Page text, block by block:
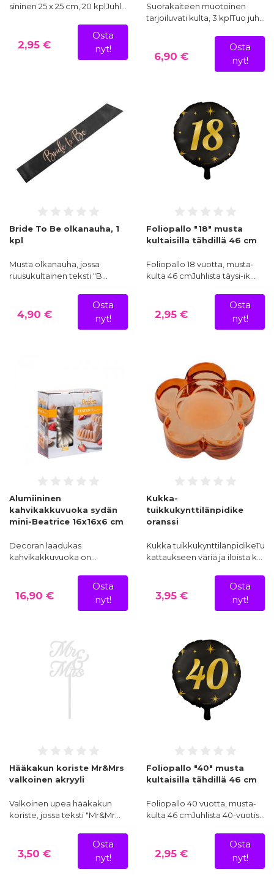
sininen 25 x 25 cm, 20 kplJuhl…
2,95 €
Osta
nyt!
Suorakaiteen muotoinen
tarjoiluvati kulta, 3 kplTuo juh…
6,90 €
Osta
nyt!
Bride To Be olkanauha, 1
kpl
Musta olkanauha, jossa
ruusukultainen teksti "B…
4,90 €
Osta
nyt!
Foliopallo "18" musta
kultaisilla tähdillä 46 cm
Foliopallo 18 vuotta, musta-
kulta 46 cmJuhlista täysi-ik…
2,95 €
Osta
nyt!
Alumiininen
kahvikakkuvuoka sydän
mini-Beatrice 16x16x6 cm
Decoran laadukas
kahvikakkuvuoka on…
16,90 €
Osta
nyt!
Kukka-
tuikkukynttilänpidike
oranssi
Kukka tuikkukynttilänpidikeTuo
kattaukseen väriä ja iloista k…
3,95 €
Osta
nyt!
Hääkakun koriste Mr&Mrs
valkoinen akryyli
Valkoinen upea hääkakun
koriste, jossa teksti "Mr&Mr…
3,50 €
Osta
nyt!
Foliopallo "40" musta
kultaisilla tähdillä 46 cm
Foliopallo 40 vuotta, musta-
kulta 46 cmJuhlista 40-vuotis…
2,95 €
Osta
nyt!